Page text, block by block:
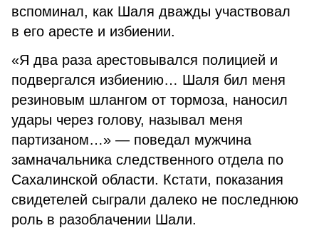
вспоминал, как Шаля дважды участвовал
в его аресте и избиении.
«Я два раза арестовывался полицией и
подвергался избиению… Шаля бил меня
резиновым шлангом от тормоза, наносил
удары через голову, называл меня
партизаном…» — поведал мужчина
замначальника следственного отдела по
Сахалинской области. Кстати, показания
свидетелей сыграли далеко не последнюю
роль в разоблачении Шали.